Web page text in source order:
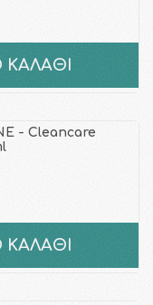
ΚΑΛΑΘΙ
- Cleancare
ΚΑΛΑΘΙ